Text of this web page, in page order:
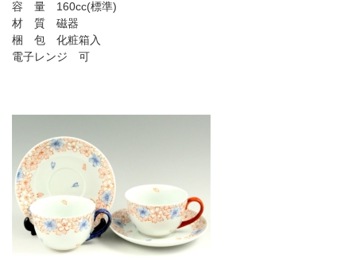
容 量 160cc(標準)
材 質 磁器
梱 包 化粧箱入
電子レンジ 可